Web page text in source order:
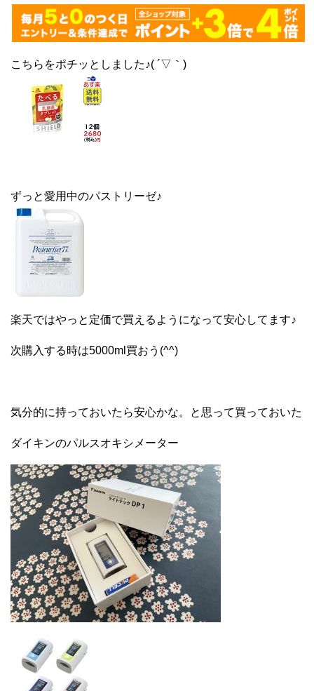
こちらをポチッとしました♪( ´▽｀)
ずっと愛用中のパストリーゼ♪
楽天ではやっと定価で買えるようになって安心してます♪
次購入する時は5000ml買おう(^^)
気分的に持っておいたら安心かな。と思って買っておいた
ダイキンのパルスオキシメーター